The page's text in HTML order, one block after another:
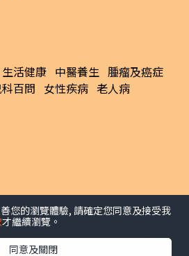
生活健康 中醫養生 腫瘤及癌症
科百問 女性疾病 老人病
中國/國際
體育 專題/人物
您的瀏覽體驗, 請確定您同意及接受我
才繼續瀏覽。
同意及關閉